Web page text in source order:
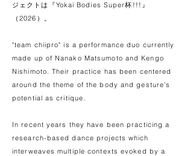
ジェクトは『Yokai Bodies Super杯!!!』
（2026）。
"team chiipro" is a performance duo currently
made up of Nanako Matsumoto and Kengo
Nishimoto. Their practice has been centered
around the theme of the body and gesture’s
potential as critique.
In recent years they have been practicing a
research-based dance projects which
interweaves multiple contexts evoked by a